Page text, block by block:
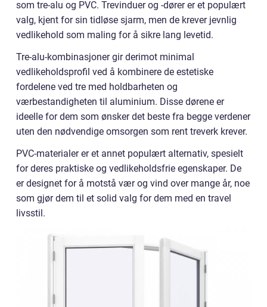
som tre-alu og PVC. Trevinduer og -dører er et populært
valg, kjent for sin tidløse sjarm, men de krever jevnlig
vedlikehold som maling for å sikre lang levetid.
Tre-alu-kombinasjoner gir derimot minimal
vedlikeholdsprofil ved å kombinere de estetiske
fordelene ved tre med holdbarheten og
værbestandigheten til aluminium. Disse dørene er
ideelle for dem som ønsker det beste fra begge verdener
uten den nødvendige omsorgen som rent treverk krever.
PVC-materialer er et annet populært alternativ, spesielt
for deres praktiske og vedlikeholdsfrie egenskaper. De
er designet for å motstå vær og vind over mange år, noe
som gjør dem til et solid valg for dem med en travel
livsstil.